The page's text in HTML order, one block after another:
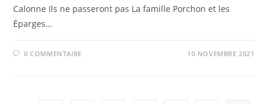
Calonne Ils ne passeront pas La famille Porchon et les
Éparges…
0 COMMENTAIRE 10 NOVEMBRE 2021